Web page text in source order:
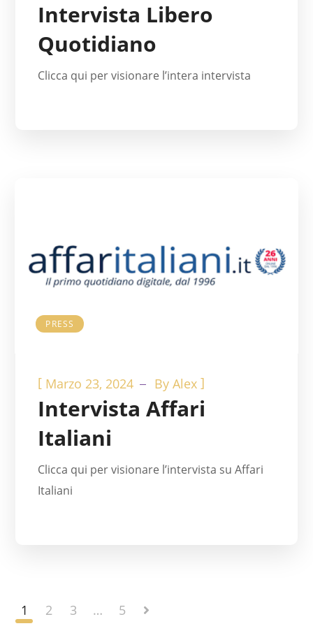
Intervista Libero
Quotidiano
Clicca qui per visionare l’intera intervista
PRESS
[ Marzo 23, 2024 ByAlex ]
Intervista Affari
Italiani
Clicca qui per visionare l’intervista su Affari
Italiani
1 2 3 … 5